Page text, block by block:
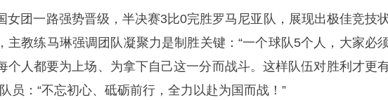
女团一路强势晋级，半决赛3比0完胜罗马尼亚队，展现出极佳竞技
主教练马琳强调团队凝聚力是制胜关键：“一个球队5个人，大家必
个人都要为上场、为拿下自己这一分而战斗。这样队伍对胜利才更
员：“不忘初心、砥砺前行，全力以赴为国而战！”